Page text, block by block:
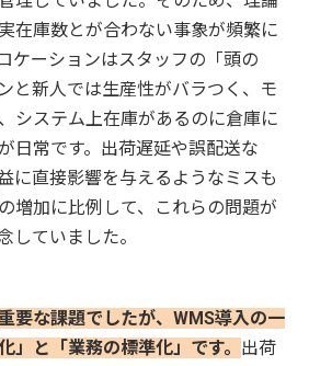
在庫数とが合わない事象が頻繁に
ケーションはスタッフの「頭の
と新人では生産性がバラつく、モ
システム上在庫があるのに倉庫に
日常です。出荷遅延や誤配送な
に直接影響を与えるようなミスも
増加に比例して、これらの問題が
していました。
要な課題でしたが、WMS導入の一
」と「業務の標準化」です。 出荷